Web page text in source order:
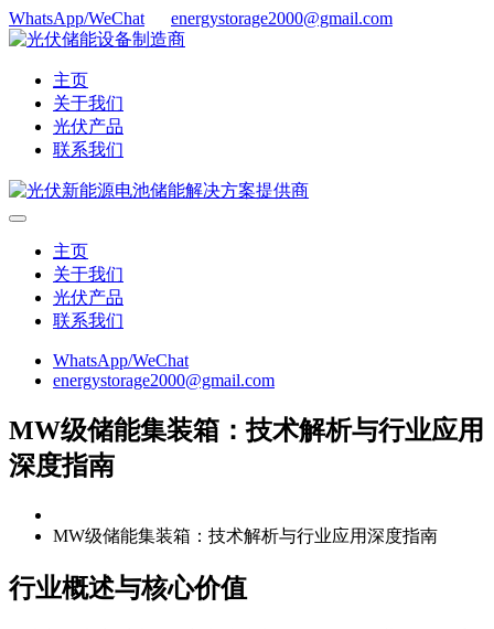
WhatsApp/WeChat energystorage2000@gmail.com
主页
关于我们
光伏产品
联系我们
主页
关于我们
光伏产品
联系我们
WhatsApp/WeChat
energystorage2000@gmail.com
MW级储能集装箱：技术解析与行业应用
深度指南
MW级储能集装箱：技术解析与行业应用深度指南
行业概述与核心价值